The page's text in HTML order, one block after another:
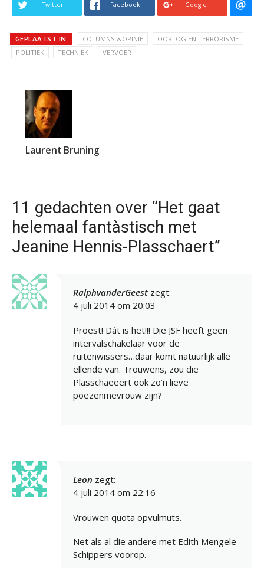
Twitter Facebook Google+
GEPLAATST IN COLUMNS &OPINIE
OORLOG EN TERRORISME
POLITIEK
TECHNIEK VERVOER
Laurent Bruning
11 gedachten over “Het gaat
helemaal fantàstisch met
Jeanine Hennis-Plasschaert”
RalphvanderGeest zegt:
4 juli 2014 om 20:03
Proest! Dát is het!!! Die JSF heeft geen
intervalschakelaar voor de
ruitenwissers…daar komt natuurlijk alle
ellende van. Trouwens, zou die
Plasschaeeert ook zo’n lieve
poezenmevrouw zijn?
Leon zegt:
4 juli 2014 om 22:16
Vrouwen quota opvulmuts.
Net als al die andere met Edith Mengele
Schippers voorop.